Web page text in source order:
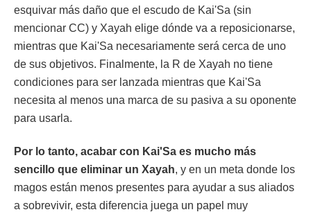
esquivar más daño que el escudo de Kai'Sa (sin
mencionar CC) y Xayah elige dónde va a reposicionarse,
mientras que Kai'Sa necesariamente será cerca de uno
de sus objetivos. Finalmente, la R de Xayah no tiene
condiciones para ser lanzada mientras que Kai'Sa
necesita al menos una marca de su pasiva a su oponente
para usarla.
Por lo tanto, acabar con Kai'Sa es mucho más
sencillo que eliminar un Xayah, y en un meta donde los
magos están menos presentes para ayudar a sus aliados
a sobrevivir, esta diferencia juega un papel muy